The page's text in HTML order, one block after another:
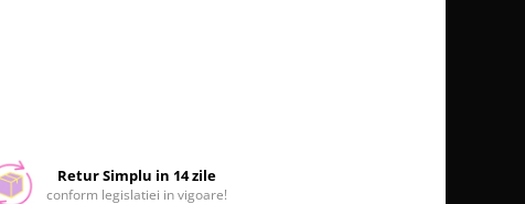
Retur Simplu in 14 zile
conform legislatiei in vigoare!